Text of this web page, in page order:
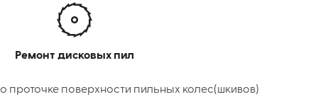
Ремонт дисковых пил
проточке поверхности пильных колес(шкивов)